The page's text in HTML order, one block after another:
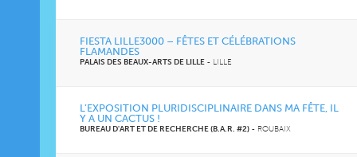
FIESTA LILLE3000 – FÊTES ET CÉLÉBRATIONS
FLAMANDES
PALAIS DES BEAUX-ARTS DE LILLE - LILLE
L’EXPOSITION PLURIDISCIPLINAIRE DANS MA FÊTE, IL
Y A UN CACTUS !
BUREAU D'ART ET DE RECHERCHE (B.A.R. #2) - ROUBAIX